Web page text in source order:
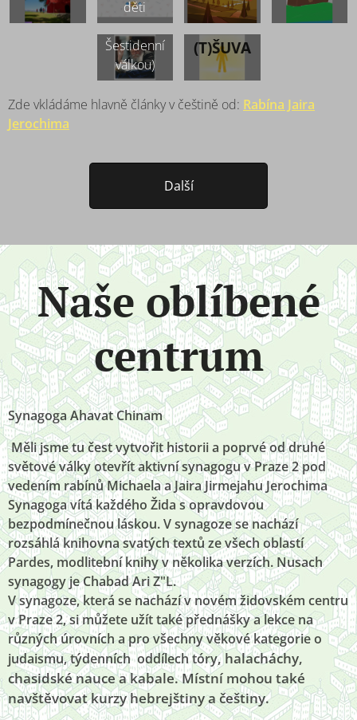
děti
(1967 -
před
Šestidenní
válkou)
ŠABAT
(T)ŠUVA
Zde vkládáme hlavně články v češtině od: Rabína Jaira
Jerochima
Další
Naše oblíbené
centrum
Synagoga Ahavat Chinam
​Měli jsme tu čest vytvořit historii a poprvé od druhé
světové války otevřít aktivní synagogu v Praze 2 pod
vedením rabínů Michaela a Jaira Jirmejahu Jerochima
Synagoga vítá každého Žida s opravdovou
bezpodmínečnou láskou. V synagoze se nachází
rozsáhlá knihovna svatých textů ze všech oblastí
Pardes, modlitební knihy v několika verzích. Nusach
synagogy je Chabad Ari Z"L.
V synagoze, která se nachází v novém židovském centru
v Praze 2, si můžete užít také přednášky a lekce na
různých úrovních a pro všechny věkové kategorie o
judaismu, týdenních oddílechtóry, halacháchy,
chasidské nauce a kabale. Místní mohou také
navštěvovat kurzy hebrejštiny a češtiny.